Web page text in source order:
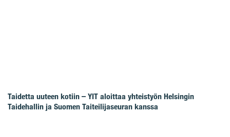
Taidetta uuteen kotiin – YIT aloittaa yhteistyön Helsingin
Taidehallin ja Suomen Taiteilijaseuran kanssa